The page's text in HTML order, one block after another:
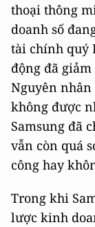
thoại thông
doanh số
tài chính quý
động đã
Nguyên nhân
không được
Samsung đã
vẫn còn quá
công hay
Trong khi
lược kinh